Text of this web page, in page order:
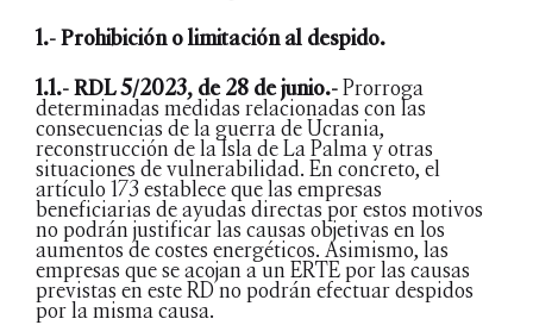
1.- Prohibición o limitación al despido.
1.1.- RDL 5/2023, de 28 de junio.-Prorroga
determinadas medidas relacionadas con las
consecuencias de la guerra de Ucrania,
reconstrucción de la Isla de La Palma y otras
situaciones de vulnerabilidad. En concreto, el
artículo 173 establece que las empresas
beneficiarias de ayudas directas por estos motivos
no podrán justificar las causas objetivas en los
aumentos de costes energéticos. Asimismo, las
empresas que se acojan a un ERTE por las causas
previstas en este RD no podrán efectuar despidos
por la misma causa.